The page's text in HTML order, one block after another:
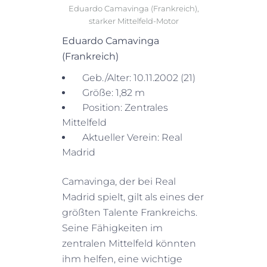
Eduardo Camavinga (Frankreich),
starker Mittelfeld-Motor
Eduardo Camavinga
(Frankreich)
Geb./Alter: 10.11.2002 (21)
Größe: 1,82 m
Position: Zentrales
Mittelfeld
Aktueller Verein: Real
Madrid
Camavinga, der bei Real
Madrid spielt, gilt als eines der
größten Talente Frankreichs.
Seine Fähigkeiten im
zentralen Mittelfeld könnten
ihm helfen, eine wichtige